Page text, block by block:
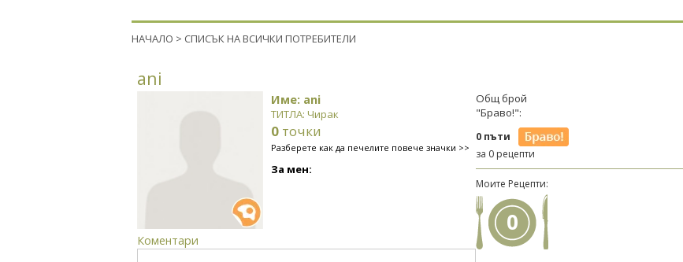
НАЧАЛО > СПИСЪК НА ВСИЧКИ ПОТРЕБИТЕЛИ
ani
Име: ani
ТИТЛА: Чирак
0 точки
Разберете как да печелите повече значки >>
За мен:
Коментари
Общ брой
"Браво!":
0 пъти
за 0 рецепти
Моите Рецепти:
0